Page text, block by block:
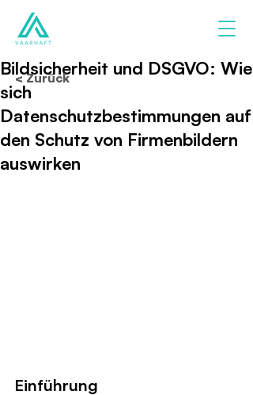
Bildsicherheit und DSGVO: Wie
sich
Datenschutzbestimmungen auf
den Schutz von Firmenbildern
auswirken
Einführung
< Zurück